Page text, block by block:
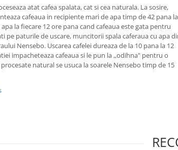
atat cafea spalata, cat si cea naturala. La sosire,
cafeaua in recipiente mari de apa timp de 42 pana la
la fiecare 12 ore pana cand cafeaua este gata pentru
pe paturile de uscare, muncitorii spala caferaua cu apa
Nensebo. Uscarea cafelei dureaza de la 10 pana la 12
impacheteaza cafeaua si le pun la ,,odihna" pentru o
natural se usuca la soarele Nensebo timp de 15